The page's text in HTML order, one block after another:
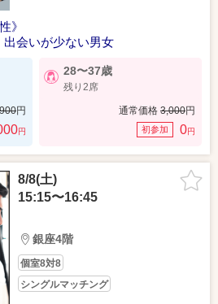
》
会いが少ない男女
円
円
28〜37歳
残り2席
通常価格 3,000円
初参加 0円
8/8(土)
15:15〜16:45
銀座4階
個室8対8
シングルマッチング